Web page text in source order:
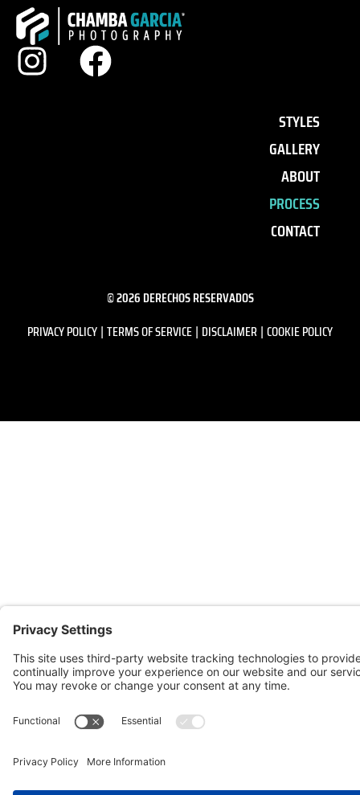
STYLES
GALLERY
ABOUT
PROCESS
CONTACT
© 2026 DERECHOS RESERVADOS
PRIVACY POLICY TERMS OF SERVICE DISCLAIMER COOKIE POLICY